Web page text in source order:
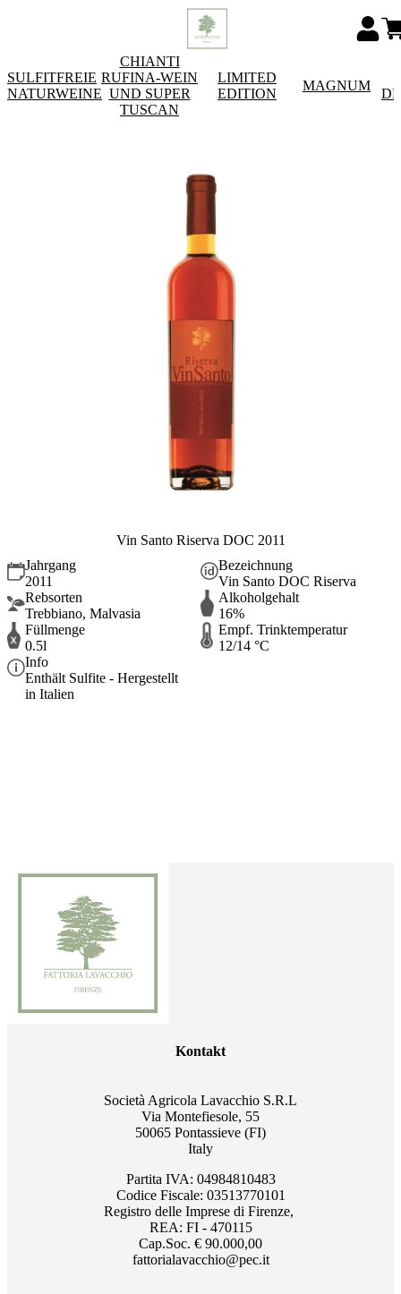
SULFITFREIE
NATURWEINE
CHIANTI
RUFINA-WEIN
UND SUPER
TUSCAN
LIMITED
EDITION
MAGNUM
Vin Santo Riserva DOC 2011
Jahrgang
2011
Bezeichnung
Vin Santo DOC Riserva
Rebsorten
Trebbiano, Malvasia
Alkoholgehalt
16%
Füllmenge
0.5l
Empf. Trinktemperatur
12/14 °C
Info
Enthält Sulfite - Hergestellt
in Italien
Kontakt
Società Agricola Lavacchio S.R.L
Via Montefiesole, 55
50065 Pontassieve (FI)
Italy
Partita IVA: 04984810483
Codice Fiscale: 03513770101
Registro delle Imprese di Firenze,
REA: FI - 470115
Cap.Soc. € 90.000,00
fattorialavacchio@pec.it